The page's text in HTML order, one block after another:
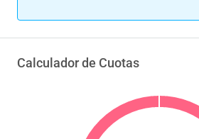
Calculador de Cuotas